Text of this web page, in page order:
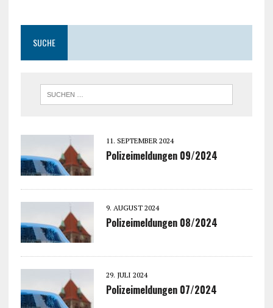
SUCHE
11. SEPTEMBER 2024
Polizeimeldungen 09/2024
9. AUGUST 2024
Polizeimeldungen 08/2024
29. JULI 2024
Polizeimeldungen 07/2024